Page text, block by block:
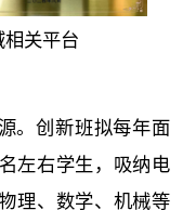
相关平台
。创新班拟每年面
左右学生，吸纳电
理、数学、机械等